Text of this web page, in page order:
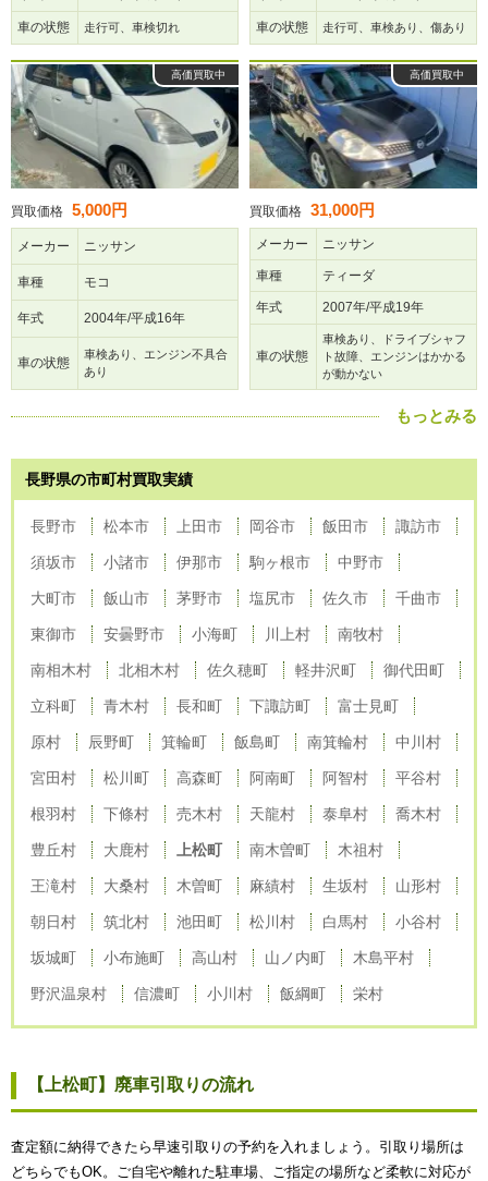
車の状態 走行可、車検切れ 車の状態 走行可、車検あり、傷あり
高価買取中
買取価格 5,000円
メーカー ニッサン
車種 モコ
年式 2004年/平成16年
車の状態
車検あり、エンジン不具合
あり
高価買取中
買取価格 31,000円
メーカー ニッサン
車種 ティーダ
年式 2007年/平成19年
車の状態
車検あり、ドライブシャフ
ト故障、エンジンはかかる
が動かない
もっとみる
長野県の市町村買取実績
長野市 松本市 上田市 岡谷市 飯田市 諏訪市
須坂市 小諸市 伊那市 駒ヶ根市 中野市
大町市 飯山市 茅野市 塩尻市 佐久市 千曲市
東御市 安曇野市 小海町 川上村 南牧村
南相木村 北相木村 佐久穂町 軽井沢町 御代田町
立科町 青木村 長和町 下諏訪町 富士見町
原村 辰野町 箕輪町 飯島町 南箕輪村 中川村
宮田村 松川町 高森町 阿南町 阿智村 平谷村
根羽村 下條村 売木村 天龍村 泰阜村 喬木村
豊丘村 大鹿村 上松町 南木曽町 木祖村
王滝村 大桑村 木曽町 麻績村 生坂村 山形村
朝日村 筑北村 池田町 松川村 白馬村 小谷村
坂城町 小布施町 高山村 山ノ内町 木島平村
野沢温泉村 信濃町 小川村 飯綱町 栄村
【上松町】廃車引取りの流れ
査定額に納得できたら早速引取りの予約を入れましょう。引取り場所は
どちらでもOK。ご自宅や離れた駐車場、ご指定の場所など柔軟に対応が